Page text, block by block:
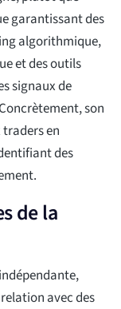
garantissant des
algorithmique,
et des outils
signaux de
son
en
des
de la
avec des